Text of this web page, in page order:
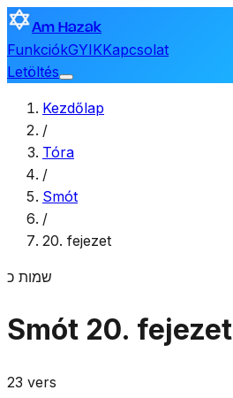
Am Hazak
FunkciókGYIKKapcsolat
Letöltés
Kezdőlap
/
Tóra
/
Smót
/
20. fejezet
שמות כ
Smót 20. fejezet
23 vers